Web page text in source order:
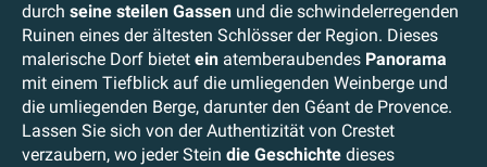
durch seine steilen Gassen und die schwindelerregenden
Ruinen eines der ältesten Schlösser der Region. Dieses
malerische Dorf bietet ein atemberaubendes Panorama
mit einem Tiefblick auf die umliegenden Weinberge und
die umliegenden Berge, darunter den Géant de Provence.
Lassen Sie sich von der Authentizität von Crestet
verzaubern, wo jeder Stein die Geschichte dieses